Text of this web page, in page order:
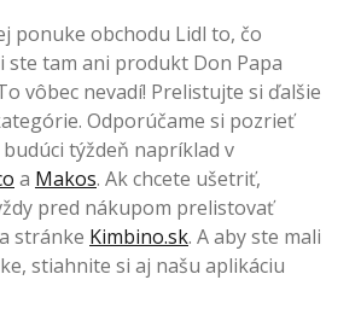
ponuke obchodu Lidl to, čo
ste tam ani produkt Don Papa
vôbec nevadí! Prelistujte si ďalšie
Odporúčame si pozrieť
týždeň napríklad v
a Makos. Ak chcete ušetriť,
pred nákupom prelistovať
stránke Kimbino.sk. A aby ste mali
stiahnite si aj našu aplikáciu